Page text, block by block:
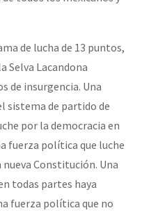
de lucha de 13 puntos,
Selva Lacandona
de insurgencia. Una
sistema de partido de
por la democracia en
fuerza política que luche
Constitución. Una
todas partes haya
fuerza política que no